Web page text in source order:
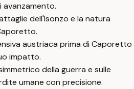
avanzamento.
dell'Isonzo e la natura
austriaca prima di Caporetto
impatto.
della guerra e sulle
umane con precisione.